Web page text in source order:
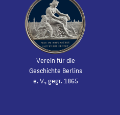
Verein für die
Geschichte Berlins
e. V., gegr. 1865